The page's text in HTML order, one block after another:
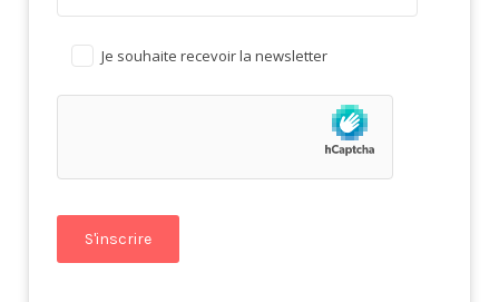
Je souhaite recevoir la newsletter